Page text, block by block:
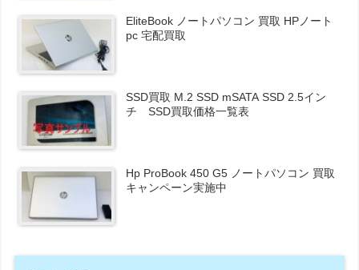
EliteBook ノートパソコン 買取 HPノート
pc 宅配買取
SSD買取 M.2 SSD mSATA SSD 2.5イン
チ SSD買取価格一覧表
Hp ProBook 450 G5 ノートパソコン 買取
キャンペーン実施中